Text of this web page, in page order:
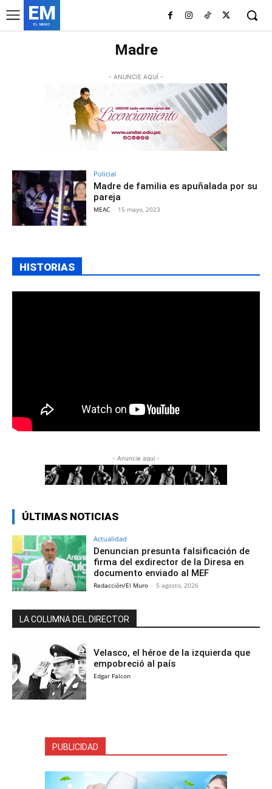
EM
EL MURO
Madre
- ANUNCIE AQUÍ -
Policial
Madre de familia es apuñalada por su
pareja
MEAC - 15 mayo, 2023
HISTORIAS
- Anuncie aquí -
ÚLTIMAS NOTICIAS
Actualidad
Denuncian presunta falsificación de
firma del exdirector de la Diresa en
documento enviado al MEF
Redacción/El Muro - 5 agosto, 2026
LA COLUMNA DEL DIRECTOR
Velasco, el héroe de la izquierda que
empobreció al país
Edgar Falcon
PUBLICIDAD